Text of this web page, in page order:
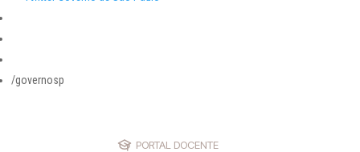
/governosp
PORTAL DOCENTE